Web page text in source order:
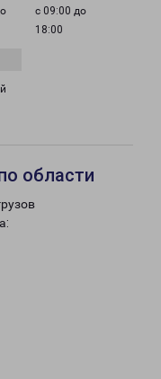
с 09:00 до
18:00
области